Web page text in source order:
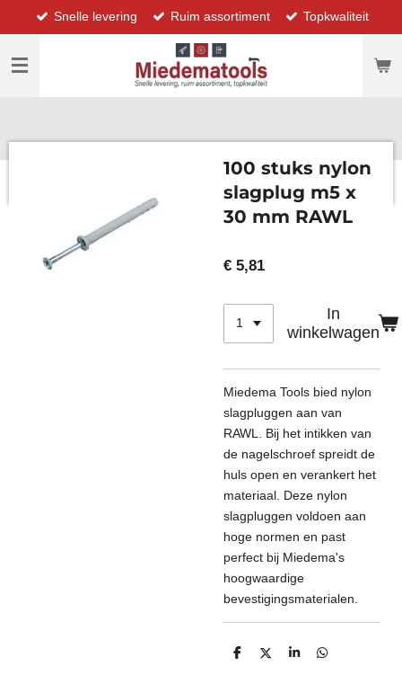
direct
naar
hoofdinhoud
Snelle levering Ruim assortiment Topkwaliteit
100 stuks nylon
slagplug m5 x
30 mm RAWL
€ 5,81
In
winkelwagen
Miedema Tools bied nylon
slagpluggen aan van
RAWL. Bij het intikken van
de nagelschroef spreidt de
huls open en verankert het
materiaal. Deze nylon
slagpluggen voldoen aan
hoge normen en past
perfect bij Miedema's
hoogwaardige
bevestigingsmaterialen.
D
D
S
D